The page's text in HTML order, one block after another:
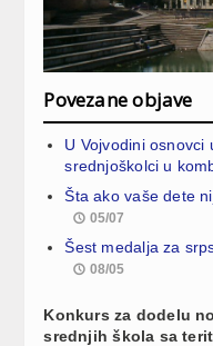
Povezane objave
U Vojvodini osnovci
srednjoškolci u
Šta ako vaše dete
05/07
Šest medalja za
08/05
Konkurs za dodelu
srednjih škola sa